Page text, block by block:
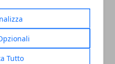
Tutto